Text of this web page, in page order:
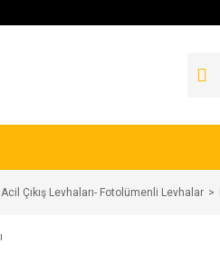
Acil Çıkış Levhaları- Fotolümenli Levhalar